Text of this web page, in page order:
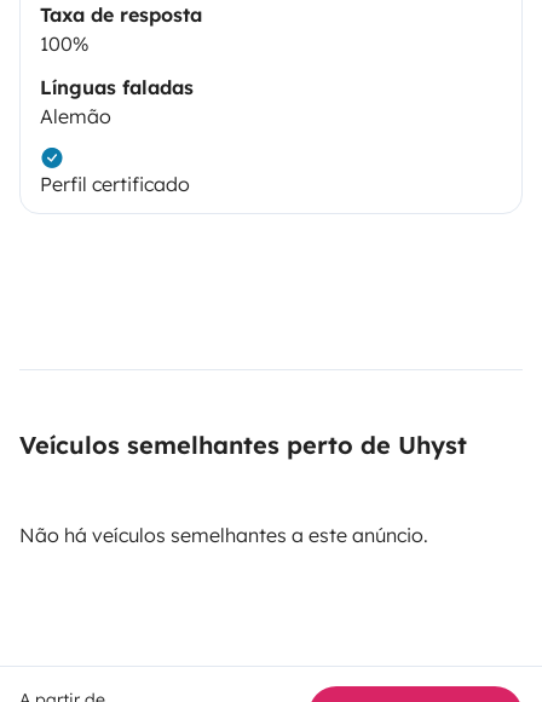
Taxa de resposta
100%
Línguas faladas
Alemão
Perfil certificado
Veículos semelhantes perto de Uhyst
Não há veículos semelhantes a este anúncio.